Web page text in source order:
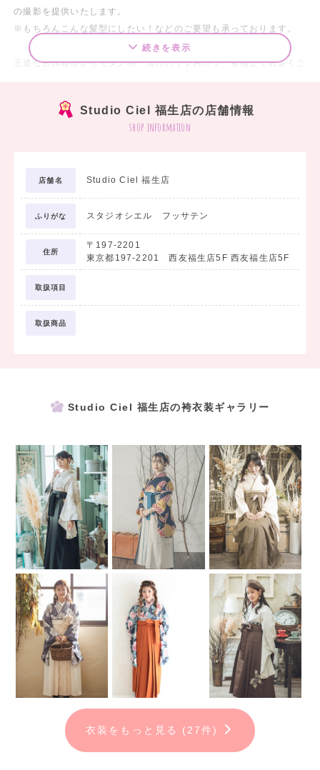
の撮影を提供いたします。
※もちろんこんな髪型にしたい！などのご要望も承っております。
王道な古典着物からモダン柄、流行のくすみカラー着物まで数多くご
用意させていただいております！
合わせ方がわからない…なんて方もスタッフにお気軽にご相談下さ
---------------------------------
卒業袴レンタル
スタジオシエルの超オトクな早期レンタル！
小学生＆大学生・専門学生用の衣装たくさんご用意あり◎
プラン価格 22,000円(税込)～
早期にレンタル成約するほどオトクだよ♪
11月～2月：5,000円OFF！ ※HCランク以上対象
・卒業袴レンタル(2泊3日)
セット内容：二尺袖・袴(ぼかし・刺繍入り/ノーブランド)・長襦
袢・重ね衿・半巾帯・草履・巾着・着付小物一式
・前撮り時の着付け(ヘアメイク含む)
・前撮り時ドレスお着替え
※詳しくは店頭スタッフまたはお電話にてお問い合わせ下さい。
----------------------------------
卒業袴撮影
レンタルされた方＆卒業式に袴を着れない方へ♡撮影だけでもOK！
お持ち込みでも対応しております。卒業記念をおしゃれに・・・◎
撮影料＋衣装代＋着付けヘアメイク＝9,800円(税込10,780円)
※お着替え2着OK
続きを表示
Studio Ciel 福生店の店舗情報
shop information
店舗名 Studio Ciel 福生店
ふりがな スタジオシエル フッサテン
住所
〒197-2201
東京都197-2201 西友福生店5F 西友福生店5F
取扱項目
取扱商品
Studio Ciel 福生店の袴衣装ギャラリー
衣装をもっと見る (27件)